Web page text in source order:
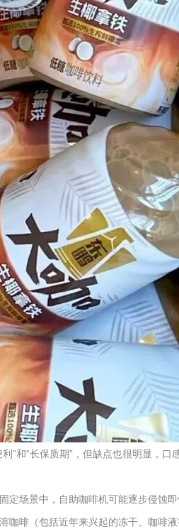
利”和“长保质期”，但缺点也很明显，
定场景中，自助咖啡机可能逐步侵蚀
咖啡（包括近年来兴起的冻干、咖啡